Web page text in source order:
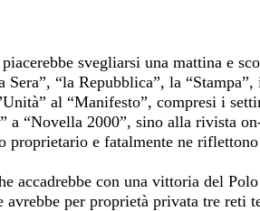
svegliarsi una mattina e
Sera”, “la Repubblica”, la
al “Manifesto”, compresi i
a “Novella 2000”, sino alla rivista
proprietario e fatalmente ne
accadrebbe con una vittoria del
avrebbe per proprietà privata tre